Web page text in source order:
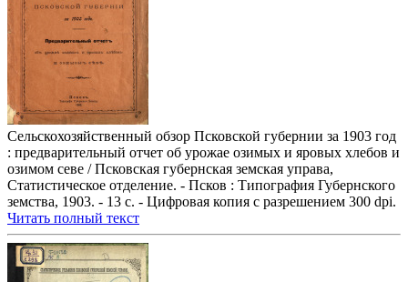
Сельскохозяйственный обзор Псковской губернии за 1903 год
: предварительный отчет об урожае озимых и яровых хлебов и
озимом севе / Псковская губернская земская управа,
Статистическое отделение. - Псков : Типография Губернского
земства, 1903. - 13 с. - Цифровая копия с разрешением 300 dpi.
Читать полный текст